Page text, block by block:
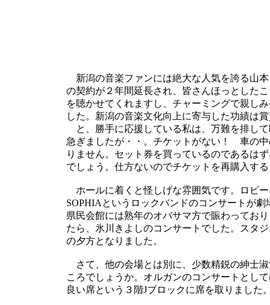
新潟の音楽ファンには絶大な人気を誇る山
の契約が２年間延長され、皆さんほっとした
を聴かせてくれますし、チャーミングで親し
した。新潟の音楽文化向上に寄与した功績は
と、勝手に応援している私は、万難を排し
急ぎましたが・・。チケットがない！ 車の
りません。セット券を買っているのであるは
でしょう。仕方ないのでチケットを再購入す
ホールに着くと怪しげな雰囲気です。ロビ
SOPHIAというロックバンドのコンサートが
県民会館には熟年のオバサマ方で賑わってお
たら、氷川きよしのコンサートでした。スタ
の夕方となりました。
さて、他の会場とは別に、少数精鋭の紳士
ころでしょうか。オルガンのコンサートとし
良い席という３階Jブロックに席を取りました